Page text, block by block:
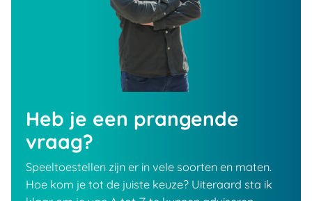
Heb je een prangende
vraag?
Speeltoestellen zijn er in vele soorten en maten.
Hoe kom je tot de juiste keuze? Uiteraard sta ik